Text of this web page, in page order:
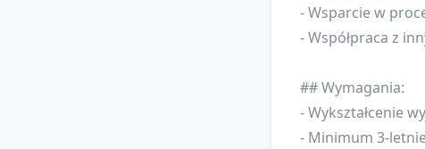
- Wsparcie w
- Współpraca z
## Wymagania:
- Wykształcenie
- Minimum 3-